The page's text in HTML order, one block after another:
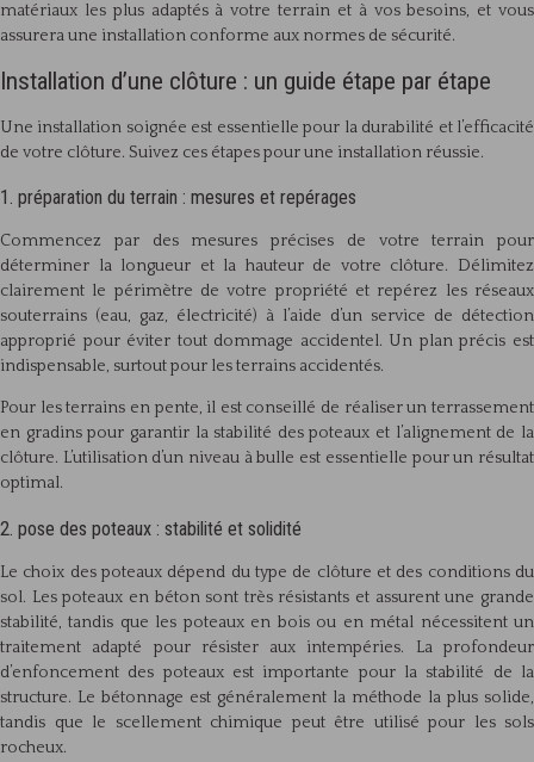
matériaux les plus adaptés à votre terrain et à vos besoins, et vous
assurera une installation conforme aux normes de sécurité.
Installation d’une clôture : un guide étape par étape
Une installation soignée est essentielle pour la durabilité et l’efficacité
de votre clôture. Suivez ces étapes pour une installation réussie.
1. préparation du terrain : mesures et repérages
Commencez par des mesures précises de votre terrain pour
déterminer la longueur et la hauteur de votre clôture. Délimitez
clairement le périmètre de votre propriété et repérez les réseaux
souterrains (eau, gaz, électricité) à l’aide d’un service de détection
approprié pour éviter tout dommage accidentel. Un plan précis est
indispensable, surtout pour les terrains accidentés.
Pour les terrains en pente, il est conseillé de réaliser un terrassement
en gradins pour garantir la stabilité des poteaux et l’alignement de la
clôture. L’utilisation d’un niveau à bulle est essentielle pour un résultat
optimal.
2. pose des poteaux : stabilité et solidité
Le choix des poteaux dépend du type de clôture et des conditions du
sol. Les poteaux en béton sont très résistants et assurent une grande
stabilité, tandis que les poteaux en bois ou en métal nécessitent un
traitement adapté pour résister aux intempéries. La profondeur
d’enfoncement des poteaux est importante pour la stabilité de la
structure. Le bétonnage est généralement la méthode la plus solide,
tandis que le scellement chimique peut être utilisé pour les sols
rocheux.